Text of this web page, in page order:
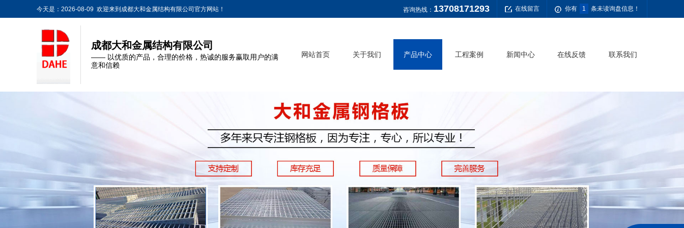
今天是：2026-08-09 欢迎来到成都大和金属结构有限公司官方网站！ 你有 1 条未读询盘信息！
在线留言
咨询热线： 13708171293
成都大和金属结构有限公司
—— 以优质的产品，合理的价格，热诚的服务赢取用户的满
意和信赖
网站首页 关于我们
企业文化
产品中心
水沟盖板
复合板
钢梯
栏杆
工程案例 新闻中心 在线反馈 联系我们